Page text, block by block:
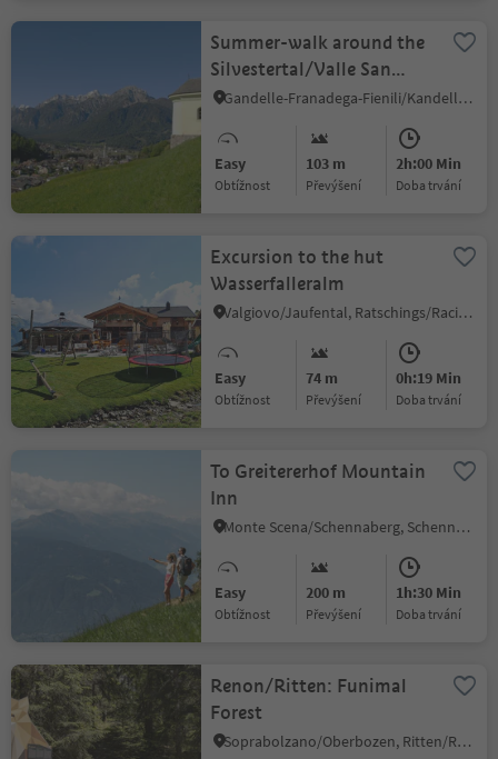
Summer-walk around the
Silvestertal/Valle San
Silvestro valley
Gandelle-Franadega-Fienili/Kandellen-Frondeigen-Stadlern, Toblach/Dobbiaco, Dolomites Region 3 Zinnen
Easy
Obtížnost
103 m
Převýšení
2h:00 Min
doba trvání
Excursion to the hut
Wasserfalleralm
Valgiovo/Jaufental, Ratschings/Racines, Sterzing/Vipiteno and environs
Easy
Obtížnost
74 m
Převýšení
0h:19 Min
doba trvání
To Greitererhof Mountain
Inn
Monte Scena/Schennaberg, Schenna/Scena, Meran/Merano and environs
Easy
Obtížnost
200 m
Převýšení
1h:30 Min
doba trvání
Renon/Ritten: Funimal
Forest
Soprabolzano/Oberbozen, Ritten/Renon, Bolzano/Bozen and environs